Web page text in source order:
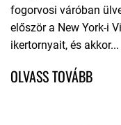
fogorvosi váróban
először a New York-i
ikertornyait, és akkor...